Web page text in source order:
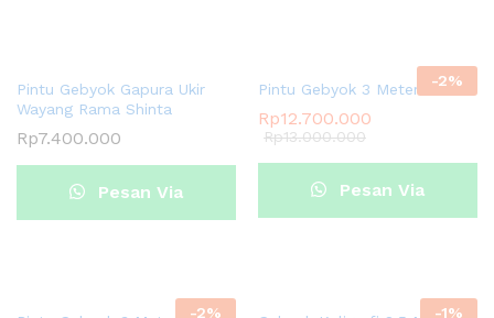
Pintu Gebyok Gapura Ukir
Wayang Rama Shinta
Rp7.400.000
Pesan Via
-2%
Pintu Gebyok 3 Meter Terlaris
Rp12.700.000
Rp13.000.000
Pesan Via
-2% -1%